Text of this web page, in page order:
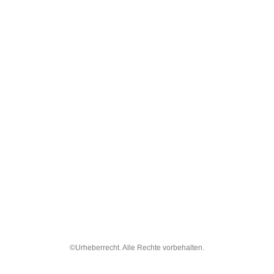
©Urheberrecht. Alle Rechte vorbehalten.